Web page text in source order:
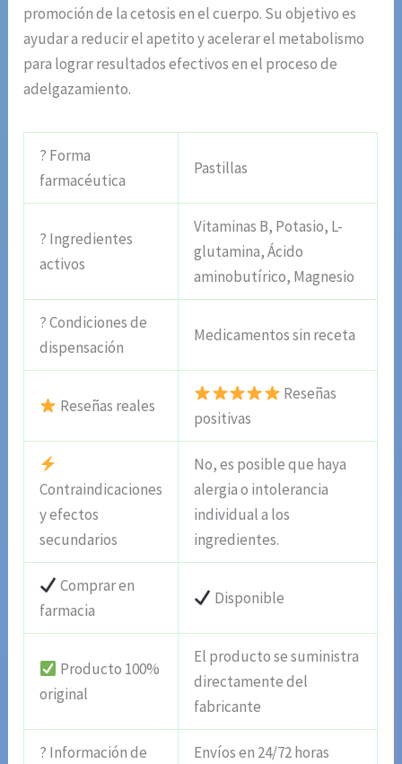
promoción de la cetosis en el cuerpo. Su objetivo es
ayudar a reducir el apetito y acelerar el metabolismo
para lograr resultados efectivos en el proceso de
adelgazamiento.
? Forma
farmacéutica
Pastillas
? Ingredientes
activos
Vitaminas B, Potasio, L-
glutamina, Ácido
aminobutírico, Magnesio
? Condiciones de
dispensación
Medicamentos sin receta
Reseñas reales
Reseñas
positivas
Contraindicaciones
y efectos
secundarios
No, es posible que haya
alergia o intolerancia
individual a los
ingredientes.
Comprar en
farmacia
Disponible
Producto 100%
original
El producto se suministra
directamente del
fabricante
? Información de
Envíos en 24/72 horas